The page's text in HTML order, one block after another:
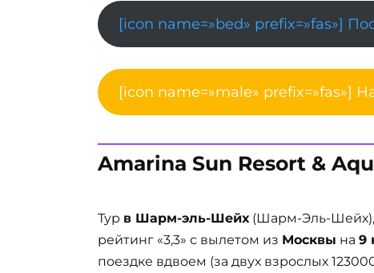
[icon name=»bed» prefix=»fas»]
[icon name=»male» prefix=»fas»]
Amarina Sun Resort &
Тур в Шарм-эль-Шейх(Шарм-Эль-Шейх),
рейтинг «3,3» с вылетом из Москвы на 9
поездке вдвоем (за двух взрослых